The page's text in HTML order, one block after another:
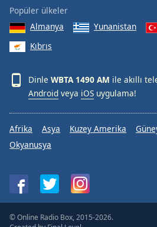
Popüler ülkeler
Almanya
Yunanistan
Kıbrıs
Dinle WBTA 1490 AM ile akıllı
Android veya iOS uygulama!
Afrika Asya Kuzey Amerika
Okyanusya
© Online Radio Box, 2015-2026.